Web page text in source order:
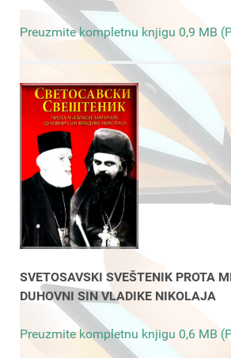
Preuzmite kompletnu knjigu 0,9 MB
SVETOSAVSKI SVEŠTENIK PROTA
DUHOVNI SIN VLADIKE NIKOLAJA
Preuzmite kompletnu knjigu 0,6 MB